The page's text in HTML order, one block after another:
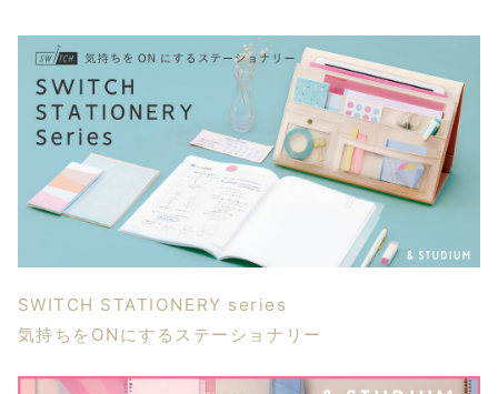
SWITCH STATIONERY series
気持ちをONにするステーショナリー